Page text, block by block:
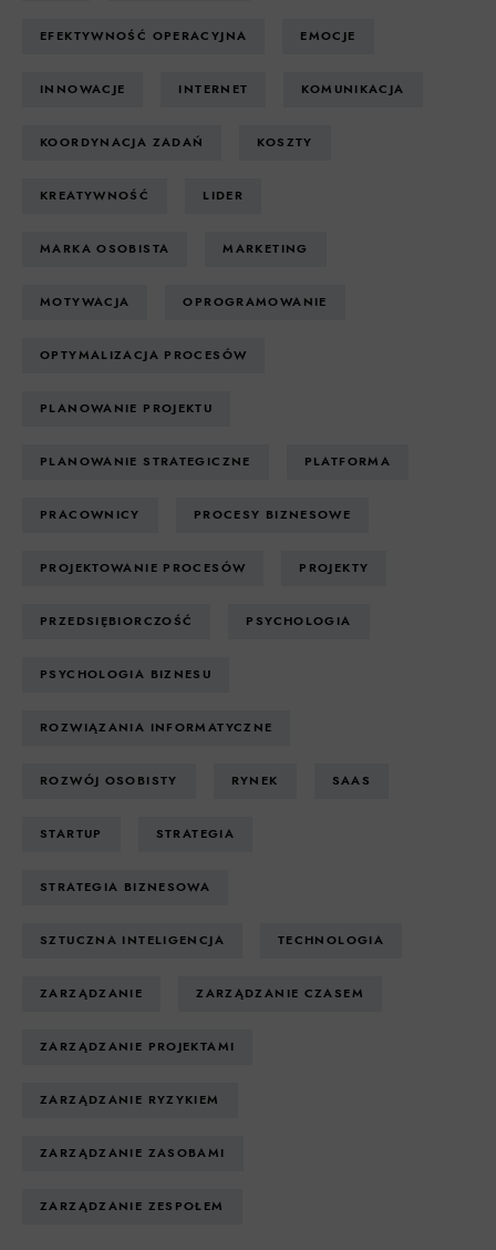
EFEKTYWNOŚĆ OPERACYJNA EMOCJE
INNOWACJE INTERNET KOMUNIKACJA
KOORDYNACJA ZADAŃ KOSZTY
KREATYWNOŚĆ LIDER
MARKA OSOBISTA MARKETING
MOTYWACJA OPROGRAMOWANIE
OPTYMALIZACJA PROCESÓW
PLANOWANIE PROJEKTU
PLANOWANIE STRATEGICZNE PLATFORMA
PRACOWNICY PROCESY BIZNESOWE
PROJEKTOWANIE PROCESÓW PROJEKTY
PRZEDSIĘBIORCZOŚĆ PSYCHOLOGIA
PSYCHOLOGIA BIZNESU
ROZWIĄZANIA INFORMATYCZNE
ROZWÓJ OSOBISTY RYNEK SAAS
STARTUP STRATEGIA
STRATEGIA BIZNESOWA
SZTUCZNA INTELIGENCJA TECHNOLOGIA
ZARZĄDZANIE ZARZĄDZANIE CZASEM
ZARZĄDZANIE PROJEKTAMI
ZARZĄDZANIE RYZYKIEM
ZARZĄDZANIE ZASOBAMI
ZARZĄDZANIE ZESPOŁEM